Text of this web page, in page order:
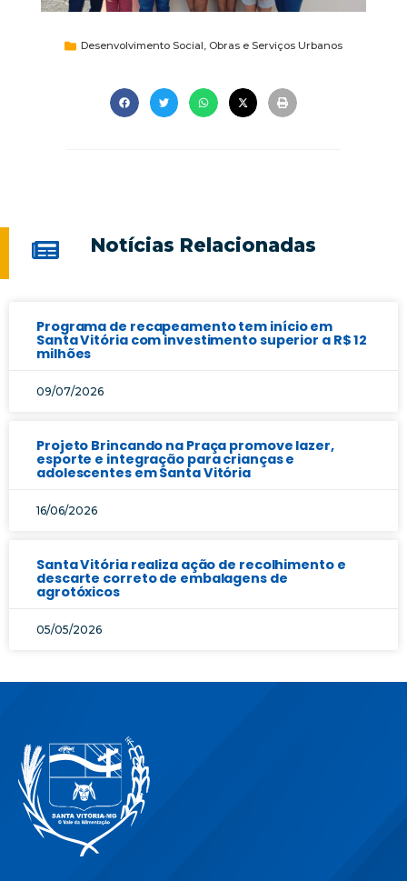
Desenvolvimento Social, Obras e Serviços Urbanos
Notícias Relacionadas
Programa de recapeamento tem início em
Santa Vitória com investimento superior a R$ 12
milhões
09/07/2026
Projeto Brincando na Praça promove lazer,
esporte e integração para crianças e
adolescentes em Santa Vitória
16/06/2026
Santa Vitória realiza ação de recolhimento e
descarte correto de embalagens de
agrotóxicos
05/05/2026